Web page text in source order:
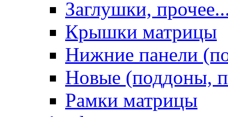
Заглушки,
Крышки матрицы
Нижние панели
Новые (поддоны,
Рамки матрицы